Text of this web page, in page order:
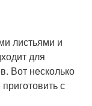
листьями и
для
Вот несколько
с